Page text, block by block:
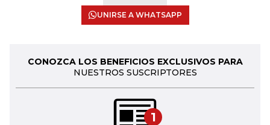
UNIRSE A WHATSAPP
CONOZCA LOS BENEFICIOS EXCLUSIVOS PARA
NUESTROS SUSCRIPTORES
1